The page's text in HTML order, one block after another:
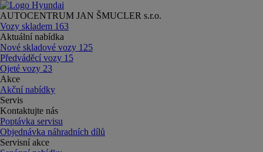
AUTOCENTRUM JAN ŠMUCLER s.r.o.
Vozy skladem 163
Aktuální nabídka
Nové skladové vozy 125
Předváděcí vozy 15
Ojeté vozy 23
Akce
Akční nabídky
Servis
Kontaktujte nás
Poptávka servisu
Objednávka náhradních dílů
Servisní akce